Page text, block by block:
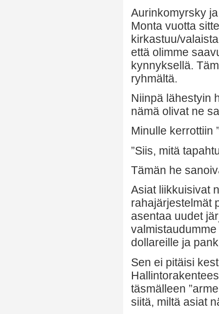
Aurinkomyrsky
Monta vuotta
kirkastuu/
että olimme
kynnyksellä.
ryhmältä.
Niinpä lähestyin
nämä olivat ne
Minulle kerrottiin
”Siis, mitä
Tämän he
Asiat liikkuisivat
rahajärjestelmät
asentaa uudet
dollareille ja
Sen ei pitäisi
täsmälleen
siitä, miltä asiat